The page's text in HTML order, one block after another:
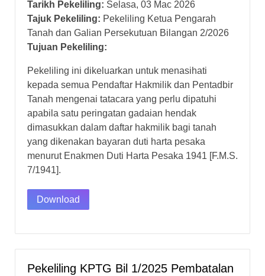
Tarikh Pekeliling: Selasa, 03 Mac 2026
Tajuk Pekeliling: Pekeliling Ketua Pengarah
Tanah dan Galian Persekutuan Bilangan 2/2026
Tujuan Pekeliling:
Pekeliling ini dikeluarkan untuk menasihati
kepada semua Pendaftar Hakmilik dan Pentadbir
Tanah mengenai tatacara yang perlu dipatuhi
apabila satu peringatan gadaian hendak
dimasukkan dalam daftar hakmilik bagi tanah
yang dikenakan bayaran duti harta pesaka
menurut Enakmen Duti Harta Pesaka 1941 [F.M.S.
7/1941].
Download
Pekeliling KPTG Bil 1/2025 Pembatalan